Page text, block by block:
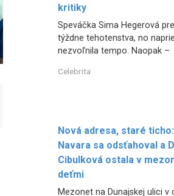
kritiky
Speváčka Sima Hegerová
týždne tehotenstva, no
nezvoľnila tempo. Naopak –
Celebrita
Nová adresa, staré
Navara sa odsťahoval a
Cibulková ostala v
deťmi
Mezonet na Dunajskej ulici v